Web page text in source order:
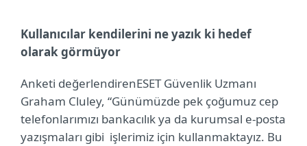
Kullanıcılar kendilerini ne yazık ki hedef
olarak görmüyor
Anketi değerlendirenESET Güvenlik Uzmanı
Graham Cluley, “Günümüzde pek çoğumuz cep
telefonlarımızı bankacılık ya da kurumsal e-posta
yazışmaları gibi işlerimiz için kullanmaktayız. Bu